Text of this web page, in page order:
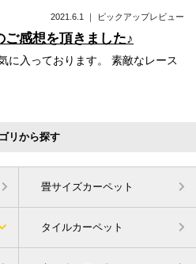
2021.6.1 ｜ ピックアップレビュー
ご感想を頂きました♪
に入っております。 素敵なレース
リから探す
畳サイズカーペット
タイルカーペット